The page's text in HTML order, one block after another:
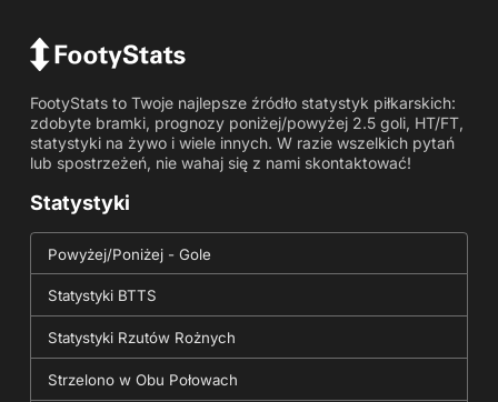
FootyStats to Twoje najlepsze źródło statystyk piłkarskich:
zdobyte bramki, prognozy poniżej/powyżej 2.5 goli, HT/FT,
statystyki na żywo i wiele innych. W razie wszelkich pytań
lub spostrzeżeń, nie wahaj się z nami skontaktować!
Statystyki
Powyżej/Poniżej - Gole
Statystyki BTTS
Statystyki Rzutów Rożnych
Strzelono w Obu Połowach